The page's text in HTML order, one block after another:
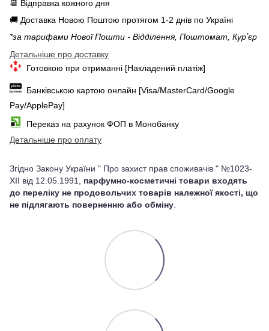
📆 Відправка кожного дня
🚚 Доставка Новою Поштою протягом 1-2 днів по Україні
*за тарифами Нової Пошти - Відділення, Поштомат, Курʼєр
Детальніше про доставку
Готовкою при отриманні [Накладений платіж]
Банківською картою онлайн [Visa/MasterCard/Google
Pay/ApplePay]
Переказ на рахунок ФОП в Монобанку
Детальніше про оплату
Згідно Закону України " Про захист прав споживачів " №1023-
XII від 12.05.1991, парфумно-косметичні товари входять
до переліку не продовольчих товарів належної якості, що
не підлягають поверненню або обміну.